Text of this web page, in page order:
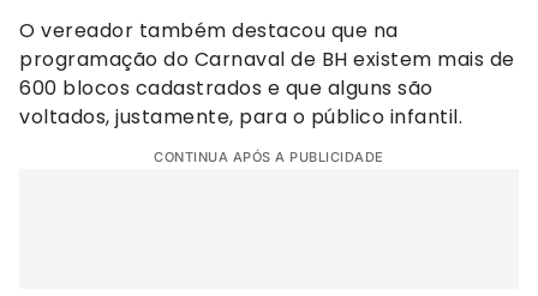
O vereador também destacou que na
programação do Carnaval de BH existem mais de
600 blocos cadastrados e que alguns são
voltados, justamente, para o público infantil.
CONTINUA APÓS A PUBLICIDADE